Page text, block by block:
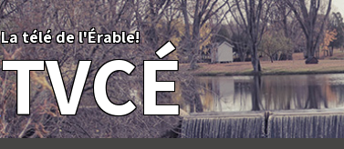
La télé de l'Érable!
TVCÉ